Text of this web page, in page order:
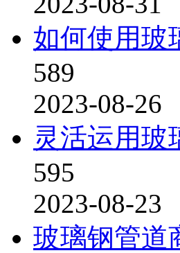
如何使用玻
589
2023-08-26
灵活运用玻
595
2023-08-23
玻璃钢管道